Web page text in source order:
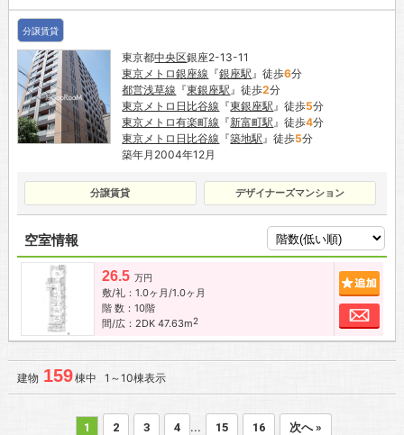
分譲賃貸
東京都中央区銀座2-13-11
東京メトロ銀座線 『銀座駅 』徒歩6分
都営浅草線 『東銀座駅 』徒歩2分
東京メトロ日比谷線 『東銀座駅 』徒歩5分
東京メトロ有楽町線 『新富町駅 』徒歩4分
東京メトロ日比谷線 『築地駅 』徒歩5分
築年月2004年12月
分譲賃貸 デザイナーズマンション
空室情報
26.5 万円
敷/礼：1.0ヶ月/1.0ヶ月
階 数：10階
間/広：2DK 47.63m2
お
建物 159棟中 1～10棟表示
1 2 3 4 ... 15 16 次へ »